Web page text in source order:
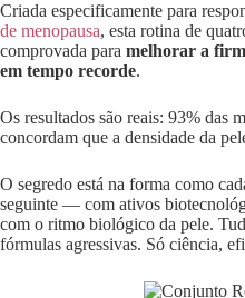
Criada especificamente para
de menopausa, esta rotina de
comprovada para melhorar a
em tempo recorde.
Os resultados são reais: 93% das
concordam que a densidade da
O segredo está na forma como
seguinte — com ativos
com o ritmo biológico da pele.
fórmulas agressivas. Só ciência,